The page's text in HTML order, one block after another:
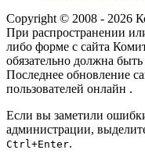
Copyright © 2008 - 2026
При распространении
либо форме с сайта
обязательно должна
Последнее обновление
пользователей онлайн .
Если вы заметили
администрации,
Ctrl+Enter.